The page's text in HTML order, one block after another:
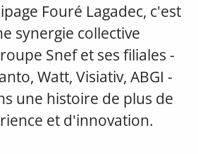
Fouré Lagadec, c'est
synergie collective
Snef et ses filiales -
Watt, Visiativ, ABGI -
une histoire de plus de
et d'innovation.